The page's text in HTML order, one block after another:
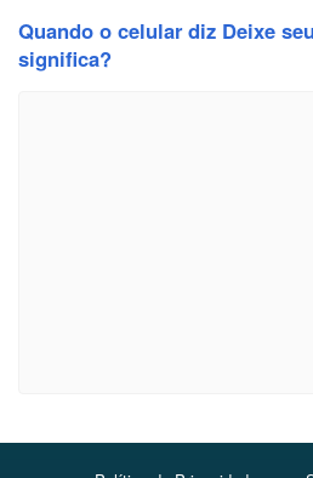
Quando o celular diz Deixe
significa?